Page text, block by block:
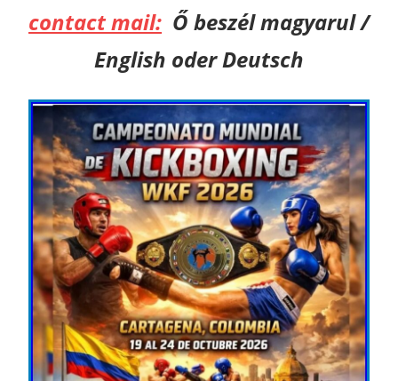
contact mail: Ő beszél magyarul /
English oder Deutsch